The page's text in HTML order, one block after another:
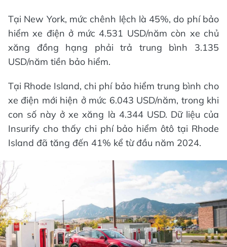
Tại New York, mức chênh lệch là 45%, do phí bảo
hiểm xe điện ở mức 4.531 USD/năm còn xe chủ
xăng đồng hạng phải trả trung bình 3.135
USD/năm tiền bảo hiểm.
Tại Rhode Island, chi phí bảo hiểm trung bình cho
xe điện mới hiện ở mức 6.043 USD/năm, trong khi
con số này ở xe xăng là 4.344 USD. Dữ liệu của
Insurify cho thấy chi phí bảo hiểm ôtô tại Rhode
Island đã tăng đến 41% kể từ đầu năm 2024.